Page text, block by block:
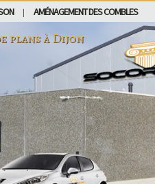
AMÉNAGEMENT DES COMBLES
plans àDijon